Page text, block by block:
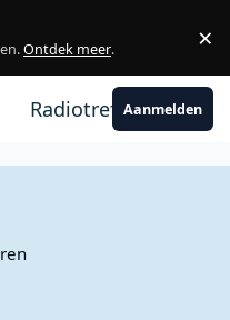
Ontdek meer. ×
RadiotrefpuntAanmelden